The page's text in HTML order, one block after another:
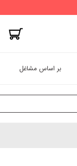
بر اساس مشاغل